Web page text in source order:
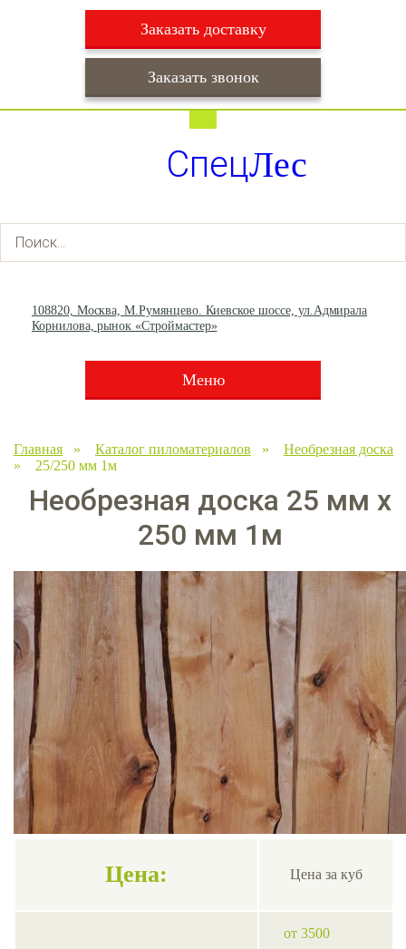
Заказать доставку
Заказать звонок
+7 (495) 003-36-93
СпецЛес
108820, Москва, М.Румянцево. Киевское шоссе, ул.Адмирала
Корнилова, рынок «Строймастер»
Меню
Главная » Каталог пиломатериалов » Необрезная доска
» 25/250 мм 1м
Необрезная доска 25 мм х
250 мм 1м
Цена: Цена за куб
от 3500